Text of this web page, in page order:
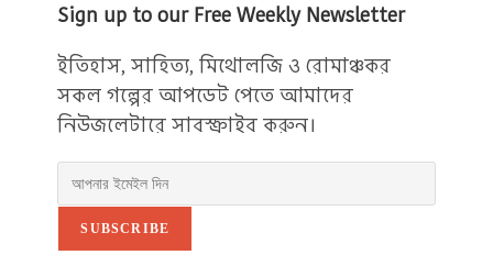
Sign up to our Free Weekly Newsletter
ইতিহাস, সাহিত্য, মিথোলজি ও রোমাঞ্চকর
সকল গল্পের আপডেট পেতে আমাদের
নিউজলেটারে সাবস্ক্রাইব করুন।
SUBSCRIBE